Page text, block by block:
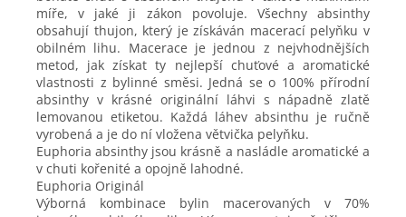
míře, v jaké ji zákon povoluje. Všechny absinthy
obsahují thujon, který je získáván macerací pelyňku v
obilném lihu. Macerace je jednou z nejvhodnějších
metod, jak získat ty nejlepší chuťové a aromatické
vlastnosti z bylinné směsi. Jedná se o 100% přírodní
absinthy v krásné originální láhvi s nápadně zlatě
lemovanou etiketou. Každá láhev absinthu je ručně
vyrobená a je do ní vložena větvička pelyňku.
Euphoria absinthy jsou krásně a nasládle aromatické a
v chuti kořenité a opojně lahodné.
Euphoria Originál
Výborná kombinace bylin macerovaných v 70%